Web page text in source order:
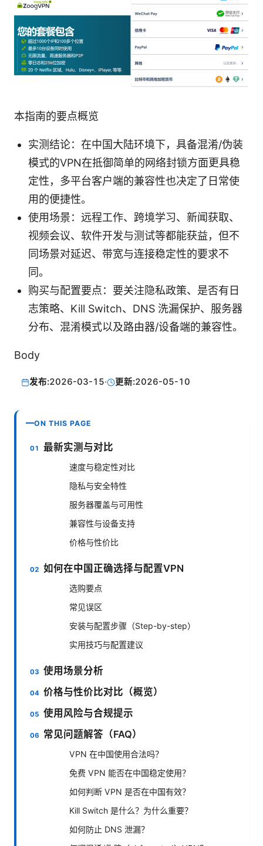
本指南的要点概览
实测结论：在中国大陆环境下，具备混淆/伪装
模式的VPN在抵御简单的网络封锁方面更具稳
定性，多平台客户端的兼容性也决定了日常使
用的便捷性。
使用场景：远程工作、跨境学习、新闻获取、
视频会议、软件开发与测试等都能获益，但不
同场景对延迟、带宽与连接稳定性的要求不
同。
购买与配置要点：要关注隐私政策、是否有日
志策略、Kill Switch、DNS 洗漏保护、服务器
分布、混淆模式以及路由器/设备端的兼容性。
Body
发布:2026-03-15· 更新:2026-05-10
ON THIS PAGE
最新实测与对比
速度与稳定性对比
隐私与安全特性
服务器覆盖与可用性
兼容性与设备支持
价格与性价比
如何在中国正确选择与配置VPN
选购要点
常见误区
安装与配置步骤（Step-by-step）
实用技巧与配置建议
使用场景分析
价格与性价比对比（概览）
使用风险与合规提示
常见问题解答（FAQ）
VPN 在中国使用合法吗？
免费 VPN 能否在中国稳定使用？
如何判断 VPN 是否在中国有效？
Kill Switch 是什么？为什么重要？
如何防止 DNS 泄漏？